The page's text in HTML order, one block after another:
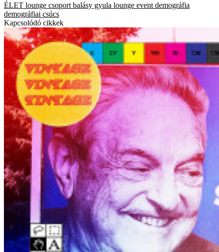
ÉLET lounge csoport balásy gyula lounge event demográfia
demográfiai csúcs
Kapcsolódó cikkek